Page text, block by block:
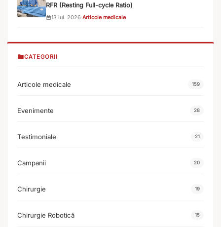
RFR (Resting Full-cycle Ratio)
13 iul. 2026·Articole medicale
CATEGORII
Articole medicale 159
Evenimente 28
Testimoniale 21
Campanii 20
Chirurgie 19
Chirurgie Robotică 15